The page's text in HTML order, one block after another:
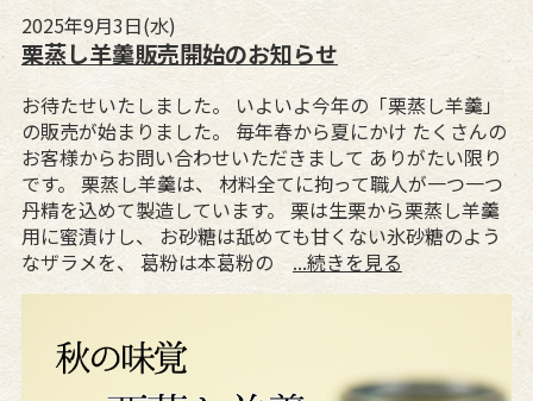
2025年9月3日(水)
栗蒸し羊羹販売開始のお知らせ
お待たせいたしました。 いよいよ今年の「栗蒸し羊羹」
の販売が始まりました。 毎年春から夏にかけ たくさんの
お客様からお問い合わせいただきまして ありがたい限り
です。 栗蒸し羊羹は、 材料全てに拘って職人が一つ一つ
丹精を込めて製造しています。 栗は生栗から栗蒸し羊羹
用に蜜漬けし、 お砂糖は舐めても甘くない氷砂糖のよう
なザラメを、 葛粉は本葛粉の ...続きを見る